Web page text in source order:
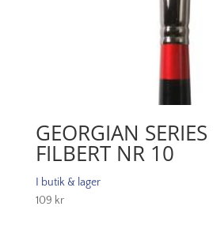
GEORGIAN
FILBERT NR 10
I butik & lager
109 kr